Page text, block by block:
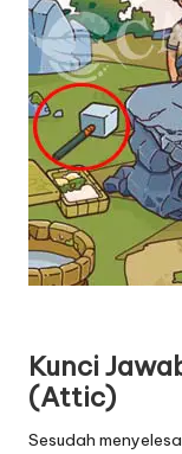
Kunci
(Attic)
Sesudah